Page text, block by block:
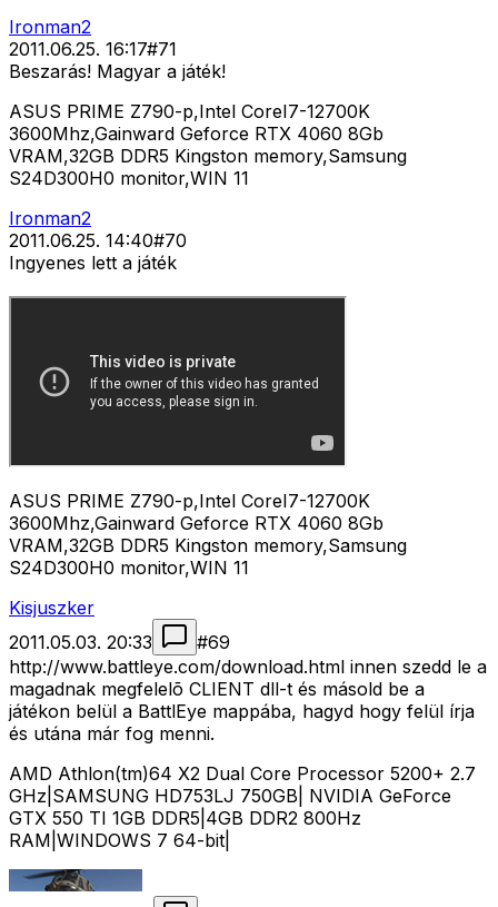
Ironman2
2011.06.25. 16:17#71
Beszarás! Magyar a játék!
ASUS PRIME Z790-p,Intel CoreI7-12700K
3600Mhz,Gainward Geforce RTX 4060 8Gb
VRAM,32GB DDR5 Kingston memory,Samsung
S24D300H0 monitor,WIN 11
Ironman2
2011.06.25. 14:40#70
Ingyenes lett a játék
ASUS PRIME Z790-p,Intel CoreI7-12700K
3600Mhz,Gainward Geforce RTX 4060 8Gb
VRAM,32GB DDR5 Kingston memory,Samsung
S24D300H0 monitor,WIN 11
Kisjuszker
2011.05.03. 20:33
#69
http://www.battleye.com/download.html innen szedd le a
magadnak megfelelõ CLIENT dll-t és másold be a
játékon belül a BattlEye mappába, hagyd hogy felül írja
és utána már fog menni.
AMD Athlon(tm)64 X2 Dual Core Processor 5200+ 2.7
GHz|SAMSUNG HD753LJ 750GB| NVIDIA GeForce
GTX 550 TI 1GB DDR5|4GB DDR2 800Hz
RAM|WINDOWS 7 64-bit|